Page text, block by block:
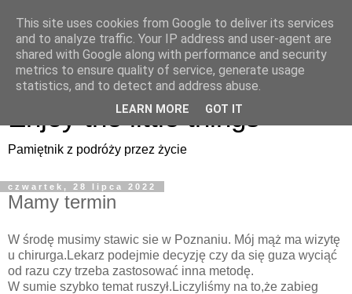
Enjoy the little things
Pamiętnik z podróży przez życie
Enjoy the little things
Pamiętnik z podróży przez życie
czwartek, 28 lipca 2022
Mamy termin
W środę musimy stawic sie w Poznaniu. Mój mąż ma wizytę
u chirurga.Lekarz podejmie decyzję czy da się guza wyciąć
od razu czy trzeba zastosować inna metodę.
W sumie szybko temat ruszył.Liczyliśmy na to,że zabieg
This site uses cookies from Google to deliver its services
and to analyze traffic. Your IP address and user-agent are
shared with Google along with performance and security
metrics to ensure quality of service, generate usage
statistics, and to detect and address abuse.
LEARN MORE GOT IT